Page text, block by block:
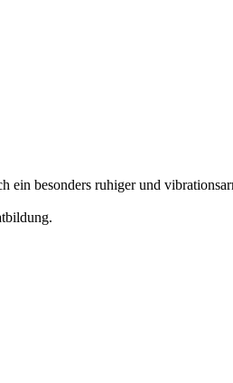
ein besonders ruhiger und